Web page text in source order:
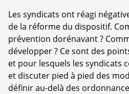
Les syndicats ont réagi
de la réforme du dispositif.
prévention dorénavant ?
développer ? Ce sont des
et pour lesquels les syndicats
et discuter pied à pied des
définir au-delà des